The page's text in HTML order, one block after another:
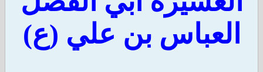
العباس بن علي (ع)